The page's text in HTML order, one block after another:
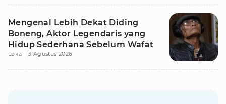
Mengenal Lebih Dekat Diding
Boneng, Aktor Legendaris yang
Hidup Sederhana Sebelum Wafat
Lokal 3 Agustus 2026